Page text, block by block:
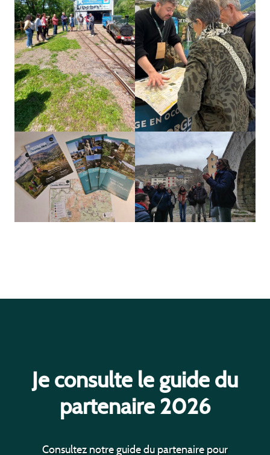
Je consulte le guide du
partenaire 2026
Consultez notre guide du partenaire pour